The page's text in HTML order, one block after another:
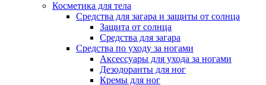
Косметика для тела
Средства для загара и защиты от солнца
Защита от солнца
Средства для загара
Средства по уходу за ногами
Аксессуары для ухода за ногами
Дезодоранты для ног
Кремы для ног